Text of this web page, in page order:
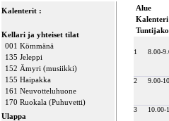
Kalenterit :
Kellari ja yhteiset tilat
001 Kömmänä
135 Jeleppi
152 Ämyri (musiikki)
155 Haipakka
161 Neuvotteluhuone
170 Ruokala (Puhuvetti)
Ulappa
Alue
Kalenteri
Tuntijako
1 8.00-
2 9.00-
3 10.00-